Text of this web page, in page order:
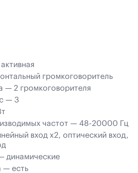
громкоговоритель
— 2 громкоговорителя
— 3
частот — 48-20000 Гц
вход x2, оптический вход,
динамические
— есть